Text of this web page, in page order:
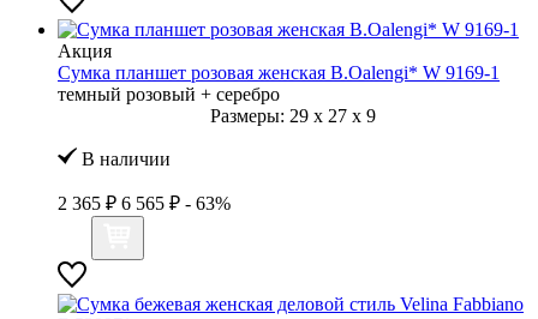
Акция
Сумка планшет розовая женская B.Oalengi* W 9169-1
темный розовый + серебро
Размеры: 29 x 27 x 9
В наличии
2 365 ₽ 6 565 ₽ - 63%